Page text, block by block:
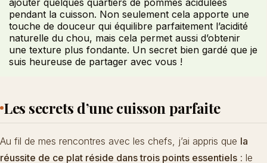
ajouter quelques quartiers de pommes acidulées
pendant la cuisson. Non seulement cela apporte une
touche de douceur qui équilibre parfaitement l’acidité
naturelle du chou, mais cela permet aussi d’obtenir
une texture plus fondante. Un secret bien gardé que je
suis heureuse de partager avec vous !
Les secrets d’une cuisson parfaite
Au fil de mes rencontres avec les chefs, j’ai appris que la
réussite de ce plat réside dans trois points essentiels : le